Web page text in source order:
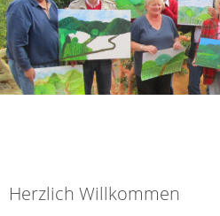
Herzlich Willkommen